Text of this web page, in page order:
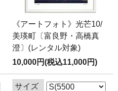
《アートフォト》光芒10/
美瑛町〔富良野・高橋真
澄〕(レンタル対象)
10,000円(税込11,000円)
サイズ